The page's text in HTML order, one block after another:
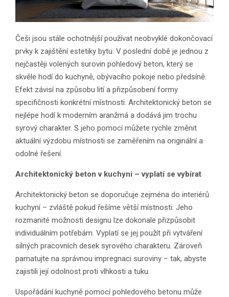
Češi jsou stále ochotnější používat neobvyklé dokončovací
prvky k zajištění estetiky bytu. V poslední době je jednou z
nejčastěji volených surovin pohledový beton, který se
skvěle hodí do kuchyně, obývacího pokoje nebo předsíně.
Efekt závisí na způsobu lití a přizpůsobení formy
specifičnosti konkrétní místnosti. Architektonický beton se
nejlépe hodí k moderním aranžmá a dodává jim trochu
syrový charakter. S jeho pomocí můžete rychle změnit
aktuální výzdobu místnosti se zaměřením na originální a
odolné řešení.
Architektonický beton v kuchyni – vyplatí se vybírat
Architektonický beton se doporučuje zejména do interiérů
kuchyní – zvláště pokud řešíme větší místnosti. Jeho
rozmanité možnosti designu lze dokonale přizpůsobit
individuálním potřebám. Vyplatí se jej použít při vytváření
silných pracovních desek syrového charakteru. Zároveň
pamatujte na správnou impregnaci suroviny – tak, abyste
zajistili její odolnost proti vlhkosti a tuku.
Uspořádání kuchyně pomocí pohledového betonu může